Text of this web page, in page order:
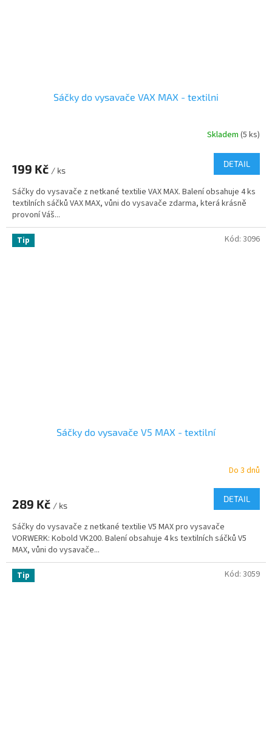
Sáčky do vysavače VAX MAX - textilni
Skladem (5 ks)
199 Kč / ks
DETAIL
Sáčky do vysavače z netkané textilie VAX MAX. Balení obsahuje 4 ks
textilních sáčků VAX MAX, vůni do vysavače zdarma, která krásně
provoní Váš...
Tip
Sáčky do vysavače V5 MAX - textilní
Do 3 dnů
289 Kč / ks
DETAIL
Sáčky do vysavače z netkané textilie V5 MAX pro vysavače
VORWERK: Kobold VK200. Balení obsahuje 4 ks textilních sáčků V5
MAX, vůni do vysavače...
Kód: 3096
Tip Kód: 3059